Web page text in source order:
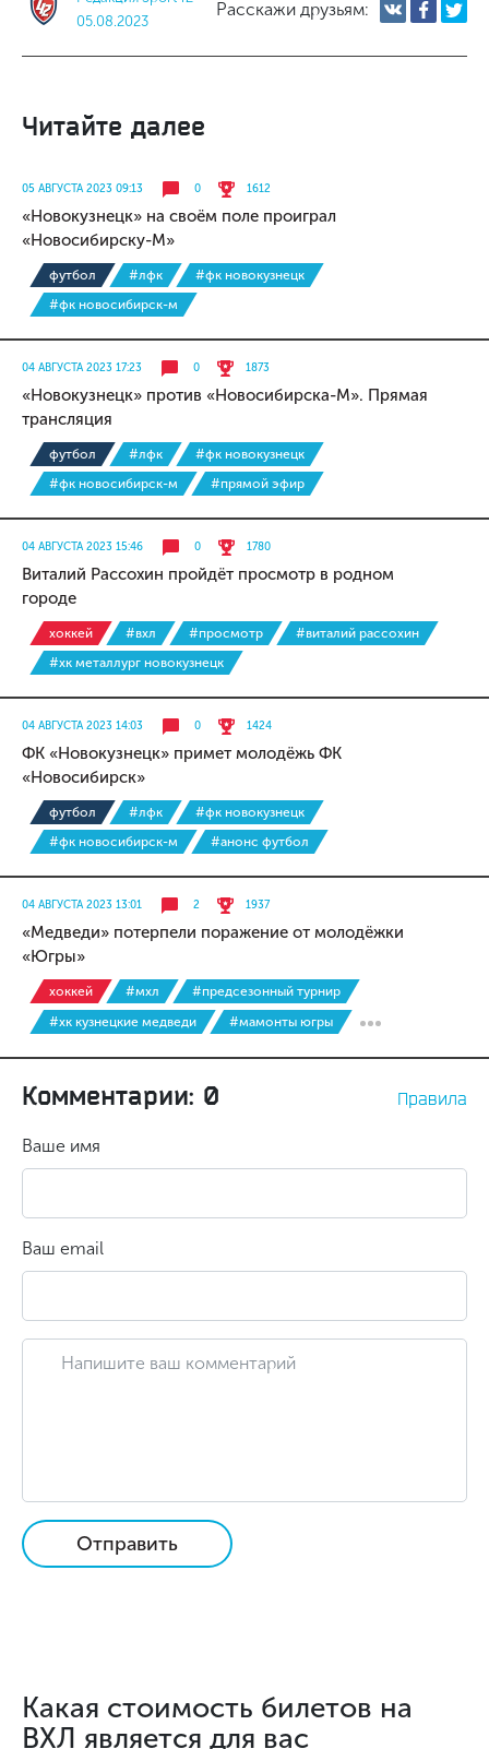
05.08.2023
Расскажи друзьям:
Читайте далее
05 АВГУСТА 2023 09:13 0 1612
«Новокузнецк» на своём поле проиграл
«Новосибирску-М»
футбол #лфк
#фк новокузнецк
#фк новосибирск-м
04 АВГУСТА 2023 17:23 0 1873
«Новокузнецк» против «Новосибирска-М». Прямая
трансляция
футбол #лфк
#фк новокузнецк
#фк новосибирск-м
#прямой эфир
04 АВГУСТА 2023 15:46 0 1780
Виталий Рассохин пройдёт просмотр в родном
городе
хоккей #вхл #просмотр
#виталий рассохин
#хк металлург новокузнецк
04 АВГУСТА 2023 14:03 0 1424
ФК «Новокузнецк» примет молодёжь ФК
«Новосибирск»
футбол #лфк
#фк новокузнецк
#фк новосибирск-м
#анонс футбол
04 АВГУСТА 2023 13:01 2 1937
«Медведи» потерпели поражение от молодёжки
«Югры»
хоккей #мхл
#предсезонный турнир
#хк кузнецкие медведи
#мамонты югры
Комментарии: 0 Правила
Ваше имя
Ваш email
Отправить
Какая стоимость билетов на
ВХЛ является для вас